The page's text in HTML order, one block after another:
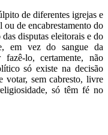
de diferentes igrejas e
de encabrestamento do
disputas eleitorais e do
em vez do sangue da
lo, certamente, não
só existe na decisão
votar, sem cabresto, livre
só têm fé no